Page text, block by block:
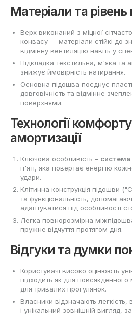
Матеріали та
Верх виконаний з міцної
конвасу — матеріали стійкі до
відмінну вентиляцію навіть у
Підкладка текстильна, м'яка та
знижує ймовірність натирання.
Основна підошва поєднує
довговічність та відмінне
поверхнями.
Технології
амортизації
Ключова особливість – система
п'яті, яка повертає енергію
удари.
Клітинна конструкція підошви
та функціональність,
адаптуватися під особливості
Легка повнорозмірна
пружне відчуття протягом дня.
Відгуки та думки
Користувачі високо оцінюють
підходить як для повсякденного
для тривалих прогулянок.
Власники відзначають
і унікальний зовнішній вигляд,